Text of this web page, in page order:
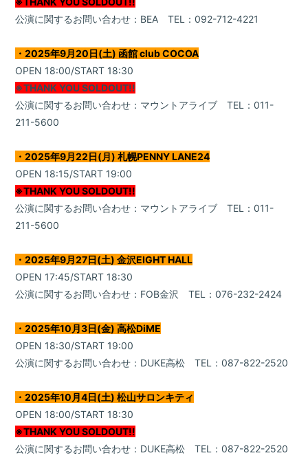
Blog
Gallery
FC Radio
Special Movie
公演に関するお問い合わせ：BEA TEL：092-712-4221
・2025年9月20日(土) 函館 club COCOA
OPEN 18:00/START 18:30
※THANK YOU SOLDOUT!!
公演に関するお問い合わせ：マウントアライブ TEL：011-
211-5600
・2025年9月22日(月) 札幌PENNY LANE24
OPEN 18:15/START 19:00
※THANK YOU SOLDOUT!!
公演に関するお問い合わせ：マウントアライブ TEL：011-
211-5600
・2025年9月27日(土) 金沢EIGHT HALL
OPEN 17:45/START 18:30
公演に関するお問い合わせ：FOB金沢 TEL：076-232-2424
・2025年10月3日(金) 高松DiME
OPEN 18:30/START 19:00
公演に関するお問い合わせ：DUKE高松 TEL：087-822-2520
・2025年10月4日(土) 松山サロンキティ
OPEN 18:00/START 18:30
※THANK YOU SOLDOUT!!
公演に関するお問い合わせ：DUKE高松 TEL：087-822-2520